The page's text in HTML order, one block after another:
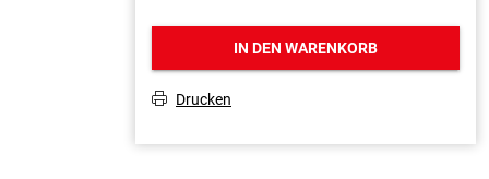
IN DEN WARENKORB
T Drucken